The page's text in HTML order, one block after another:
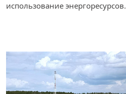
использование энергоресурсов.